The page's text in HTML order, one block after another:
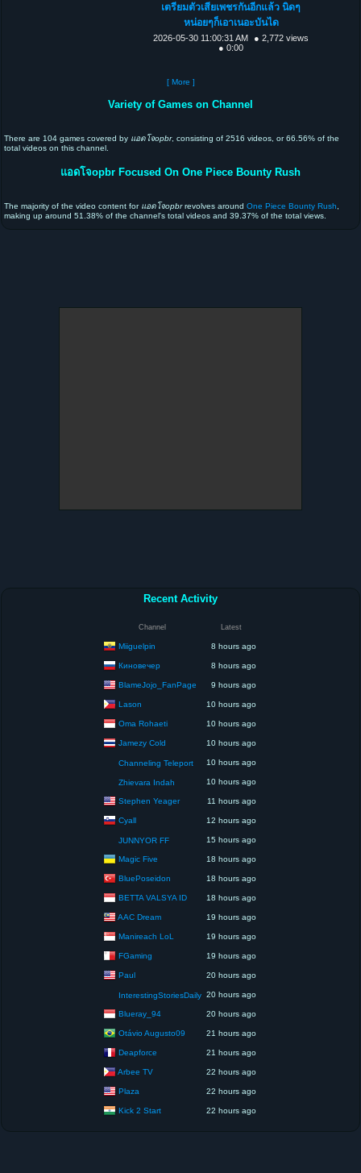
เตรียมตัวเสียเพชรกันอีกแล้ว นิดๆ
หน่อยๆก็เอาเนอะบันได
2026-05-30 11:00:31 AM
● 2,772 views
● 0:00
[ More ]
Variety of Games on Channel
There are 104 games covered by แอดโจopbr, consisting of 2516 videos, or 66.56% of the
total videos on this channel.
แอดโจopbr Focused On One Piece Bounty Rush
The majority of the video content for แอดโจopbrrevolves around One Piece Bounty Rush
making up around 51.38% of the channel's total videos and 39.37% of the total views.
Recent Activity
Channel Latest
Miiguelpin 8 hours ago
Киновечер 8 hours ago
BlameJojo_FanPage 9 hours ago
Lason 10 hours ago
Oma Rohaeti 10 hours ago
Jamezy Cold 10 hours ago
Channeling Teleport 10 hours ago
Zhievara Indah 10 hours ago
Stephen Yeager 11 hours ago
Cyall 12 hours ago
JUNNYOR FF 15 hours ago
Magic Five 18 hours ago
BluePoseidon 18 hours ago
BETTA VALSYA ID 18 hours ago
AAC Dream 19 hours ago
Manireach LoL 19 hours ago
FGaming 19 hours ago
Paul 20 hours ago
InterestingStoriesDaily 20 hours ago
Blueray_94 20 hours ago
Otávio Augusto09 21 hours ago
Deapforce 21 hours ago
Arbee TV 22 hours ago
Plaza 22 hours ago
Kick 2 Start 22 hours ago